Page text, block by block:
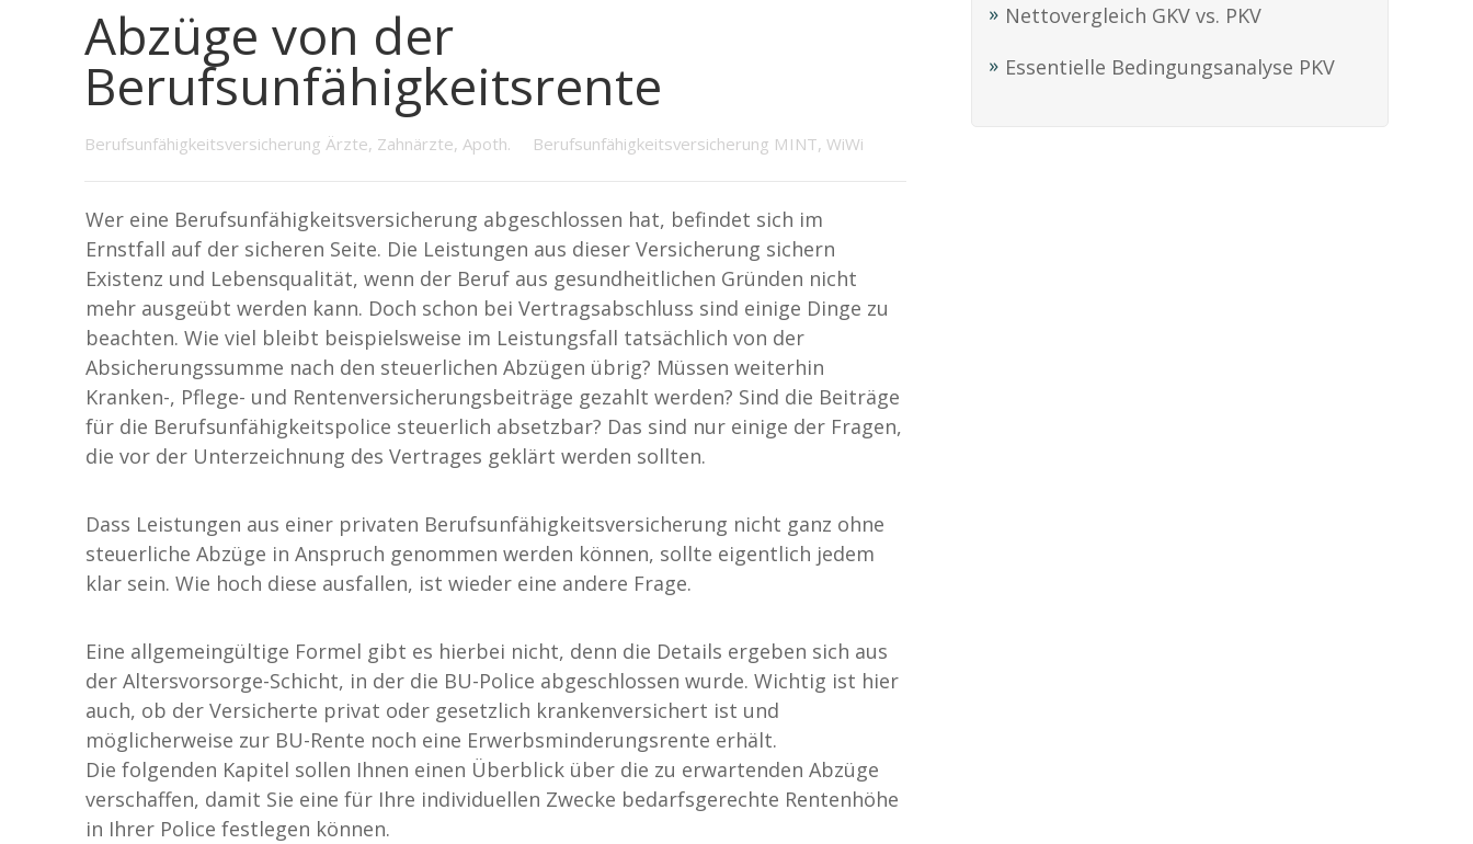
Nettovergleich GKV vs. PKV
Essentielle Bedingungsanalyse PKV
Abzüge von der
Berufsunfähigkeitsrente
Berufsunfähigkeitsversicherung Ärzte, Zahnärzte, Apoth. Berufsunfähigkeitsversicherung MINT, WiWi
Wer eine Berufsunfähigkeitsversicherung abgeschlossen hat, befindet sich im
Ernstfall auf der sicheren Seite. Die Leistungen aus dieser Versicherung sichern
Existenz und Lebensqualität, wenn der Beruf aus gesundheitlichen Gründen nicht
mehr ausgeübt werden kann. Doch schon bei Vertragsabschluss sind einige Dinge zu
beachten. Wie viel bleibt beispielsweise im Leistungsfall tatsächlich von der
Absicherungssumme nach den steuerlichen Abzügen übrig? Müssen weiterhin
Kranken-, Pflege- und Rentenversicherungsbeiträge gezahlt werden? Sind die Beiträge
für die Berufsunfähigkeitspolice steuerlich absetzbar? Das sind nur einige der Fragen,
die vor der Unterzeichnung des Vertrages geklärt werden sollten.
Dass Leistungen aus einer privaten Berufsunfähigkeitsversicherung nicht ganz ohne
steuerliche Abzüge in Anspruch genommen werden können, sollte eigentlich jedem
klar sein. Wie hoch diese ausfallen, ist wieder eine andere Frage.
Eine allgemeingültige Formel gibt es hierbei nicht, denn die Details ergeben sich aus
der Altersvorsorge-Schicht, in der die BU-Police abgeschlossen wurde. Wichtig ist hier
auch, ob der Versicherte privat oder gesetzlich krankenversichert ist und
möglicherweise zur BU-Rente noch eine Erwerbsminderungsrente erhält.
Die folgenden Kapitel sollen Ihnen einen Überblick über die zu erwartenden Abzüge
verschaffen, damit Sie eine für Ihre individuellen Zwecke bedarfsgerechte Rentenhöhe
in Ihrer Police festlegen können.